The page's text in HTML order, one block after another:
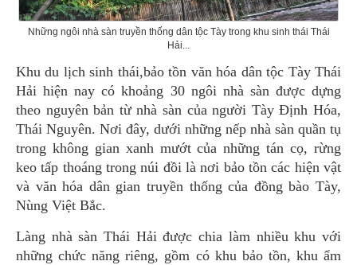
Những ngôi nhà sàn truyền thống dân tộc Tày trong khu sinh thái Thái
Hải...
Khu du lịch sinh thái,bảo tồn văn hóa dân tộc Tày Thái
Hải hiện nay có khoảng 30 ngôi nhà sàn được dựng
theo nguyên bản từ nhà sàn của người Tày Định Hóa,
Thái Nguyên. Nơi đây, dưới những nếp nhà sàn quần tụ
trong không gian xanh mướt của những tán cọ, rừng
keo tấp thoáng trong núi đồi là nơi bảo tồn các hiện vật
và văn hóa dân gian truyền thống của đồng bào Tày,
Nùng Việt Bắc.
Làng nhà sàn Thái Hải được chia làm nhiều khu với
những chức năng riêng, gồm có khu bảo tồn, khu ẩm